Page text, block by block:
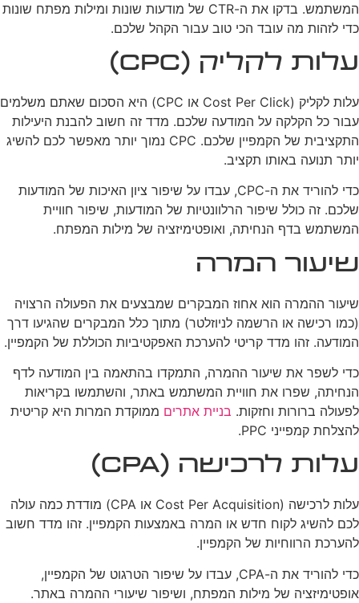
המשתמש. בדקו את ה-CTR של מודעות שונות ומילות מפתח שונות
כדי לזהות מה עובד הכי טוב עבור הקהל שלכם.
עלות לקליק (CPC)
עלות לקליק (Cost Per Click או CPC) היא הסכום שאתם משלמים
עבור כל הקלקה על המודעה שלכם. מדד זה חשוב להבנת היעילות
התקציבית של הקמפיין שלכם. CPC נמוך יותר מאפשר לכם להשיג
יותר תנועה באותו תקציב.
כדי להוריד את ה-CPC, עבדו על שיפור ציון האיכות של המודעות
שלכם. זה כולל שיפור הרלוונטיות של המודעות, שיפור חוויית
המשתמש בדף הנחיתה, ואופטימיזציה של מילות המפתח.
שיעור המרה
שיעור ההמרה הוא אחוז המבקרים שמבצעים את הפעולה הרצויה
(כמו רכישה או הרשמה לניוזלטר) מתוך כלל המבקרים שהגיעו דרך
המודעה. זהו מדד קריטי להערכת האפקטיביות הכוללת של הקמפיין.
כדי לשפר את שיעור ההמרה, התמקדו בהתאמה בין המודעה לדף
הנחיתה, שפרו את חוויית המשתמש באתר, והשתמשו בקריאות
לפעולה ברורות וחזקות. בניית אתרים ממוקדת המרות היא קריטית
להצלחת קמפייני PPC.
עלות לרכישה (CPA)
עלות לרכישה (Cost Per Acquisition או CPA) מודדת כמה עולה
לכם להשיג לקוח חדש או המרה באמצעות הקמפיין. זהו מדד חשוב
להערכת הרווחיות של הקמפיין.
כדי להוריד את ה-CPA, עבדו על שיפור הטרגוט של הקמפיין,
אופטימיזציה של מילות המפתח, ושיפור שיעורי ההמרה באתר.